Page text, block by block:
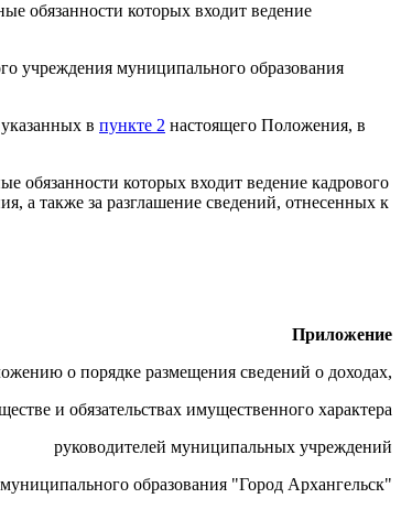
обязанности которых входит ведение
учреждения муниципального образования
в пункте 2 настоящего Положения, в
которых входит ведение кадрового
а также за разглашение сведений, отнесенных к
Приложение
о порядке размещения сведений о доходах,
и обязательствах имущественного характера
руководителей муниципальных учреждений
муниципального образования "Город Архангельск"